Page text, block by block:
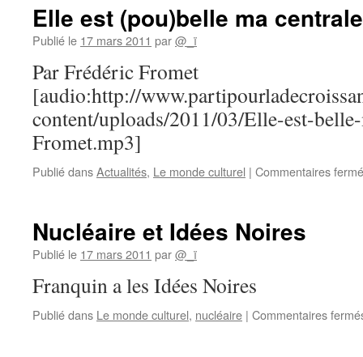
Elle est (pou)belle ma
Publié le 17 mars 2011 par@_ï
Par Frédéric Fromet
[audio:http://
content/uploads/2011/03/Elle-est-
Fromet.mp3]
Publié dansActualités, Le monde culturel | Commentaires
Nucléaire et Idées Noires
Publié le 17 mars 2011 par@_ï
Franquin a les Idées Noires
Publié dans Le monde culturel, nucléaire | Commentaires